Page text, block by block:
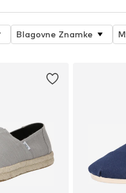
Blagovne Znamke